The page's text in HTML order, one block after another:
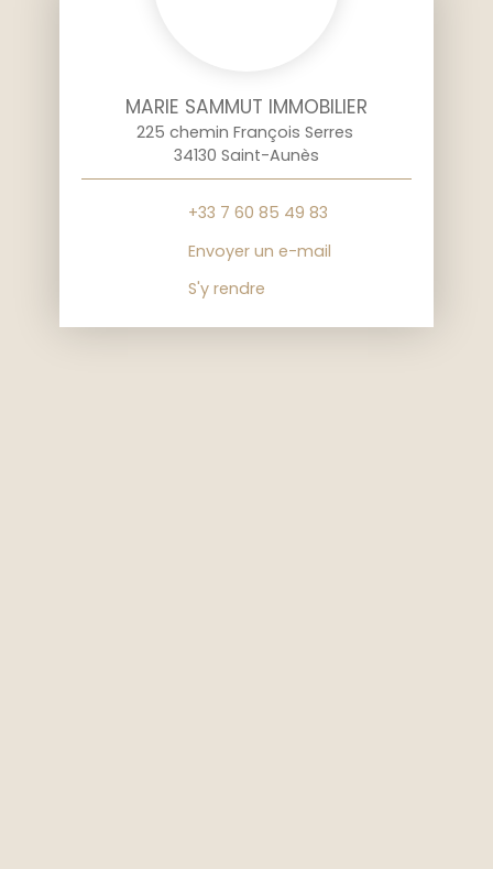
MARIE SAMMUT IMMOBILIER
225 chemin François Serres
34130 Saint-Aunès
+33 7 60 85 49 83
Envoyer un e-mail
S'y rendre